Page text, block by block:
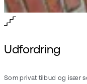
Udfordring
Som privat tilbud og især